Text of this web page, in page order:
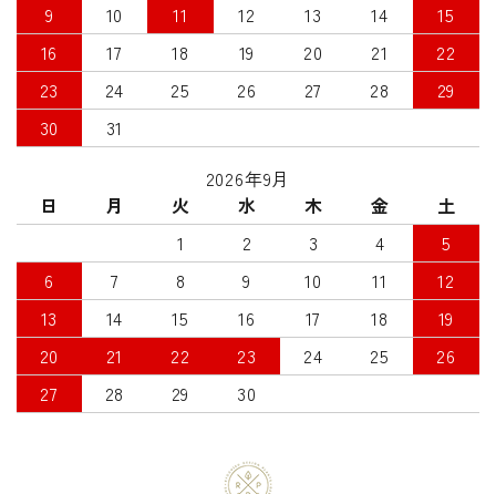
9
10 11 12 13 14
15
16
17 18 19 20 21
22
23
24 25 26 27 28
29
30
31
2026年9月
日
月 火 水 木 金
土
1
2 3 4
5
6
7 8 9 10 11
12
13
14 15 16 17 18
19
20
21 22 23 24 25
26
27
28 29 30